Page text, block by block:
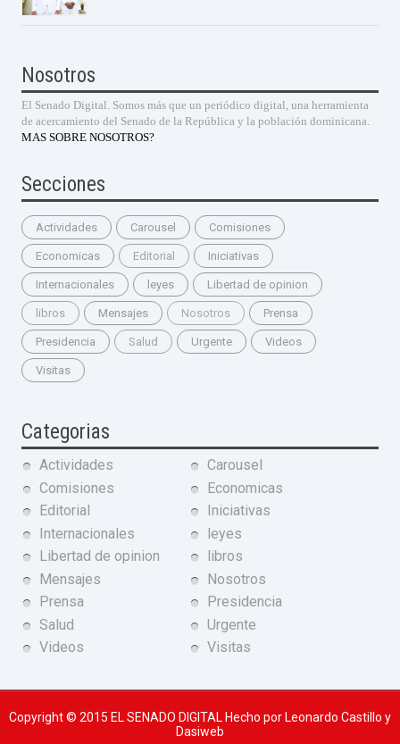
Nosotros
El Senado Digital. Somos más que un periódico digital, una herramienta
de acercamiento del Senado de la República y la población dominicana.
MAS SOBRE NOSOTROS?
Secciones
Actividades Carousel Comisiones
Economicas Editorial Iniciativas
Internacionales leyes Libertad de opinion
libros Mensajes Nosotros Prensa
Presidencia Salud Urgente Videos
Visitas
Categorias
Actividades
Carousel
Comisiones
Economicas
Editorial
Iniciativas
Internacionales
leyes
Libertad de opinion
libros
Mensajes
Nosotros
Prensa
Presidencia
Salud
Urgente
Videos
Visitas
Copyright © 2015 EL SENADO DIGITAL Hecho por Leonardo Castillo y
Dasiweb